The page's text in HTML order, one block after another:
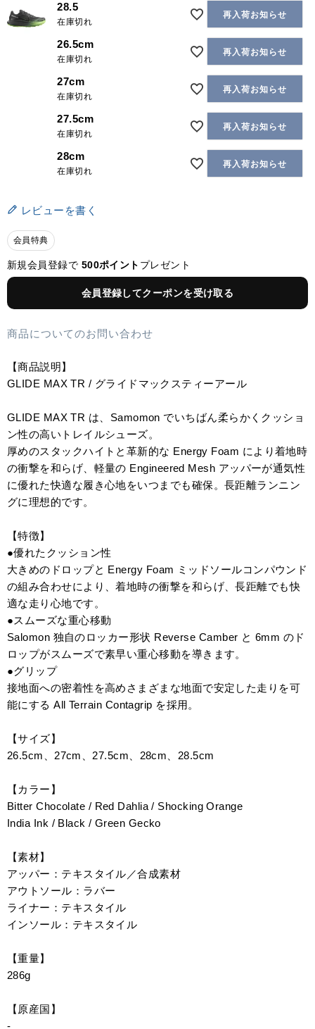
28.5
在庫切れ
再入荷お知らせ
26.5cm
在庫切れ
再入荷お知らせ
27cm
在庫切れ
再入荷お知らせ
27.5cm
在庫切れ
再入荷お知らせ
28cm
在庫切れ
再入荷お知らせ
レビューを書く
会員特典
新規会員登録で 500ポイント プレゼント
会員登録してクーポンを受け取る
商品についてのお問い合わせ
【商品説明】
GLIDE MAX TR / グライドマックスティーアール
GLIDE MAX TR は、Samomon でいちばん柔らかくクッショ
ン性の高いトレイルシューズ。
厚めのスタックハイトと革新的な Energy Foam により着地時
の衝撃を和らげ、軽量の Engineered Mesh アッパーが通気性
に優れた快適な履き心地をいつまでも確保。長距離ランニン
グに理想的です。
【特徴】
●優れたクッション性
大きめのドロップと Energy Foam ミッドソールコンパウンド
の組み合わせにより、着地時の衝撃を和らげ、長距離でも快
適な走り心地です。
●スムーズな重心移動
Salomon 独自のロッカー形状 Reverse Camber と 6mm のド
ロップがスムーズで素早い重心移動を導きます。
●グリップ
接地面への密着性を高めさまざまな地面で安定した走りを可
能にする All Terrain Contagrip を採用。
【サイズ】
26.5cm、27cm、27.5cm、28cm、28.5cm
【カラー】
Bitter Chocolate / Red Dahlia / Shocking Orange
India Ink / Black / Green Gecko
【素材】
アッパー：テキスタイル／合成素材
アウトソール：ラバー
ライナー：テキスタイル
インソール：テキスタイル
【重量】
286g
【原産国】
-